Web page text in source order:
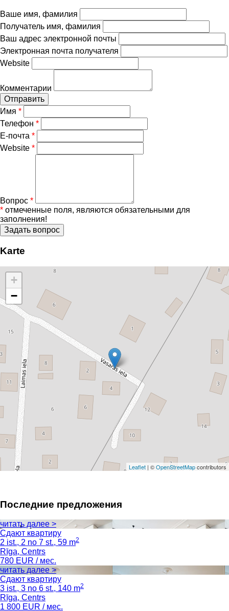
Ваше имя, фамилия
Получатель имя, фамилия
Ваш адрес электронной почты
Электронная почта получателя
Website
Комментарии
Отправить
Имя *
Телефон *
Е-почта *
Website *
Вопрос *
* отмеченные поля, являются обязательными для
заполнения!
Karte
+
−
Leaflet | ©OpenStreetMapcontributors
Последние предложения
читать далее >
Сдают квартиру
2 ist., 2 no 7 st., 59 m2
Rīga, Centrs
780 EUR / мес.
читать далее >
Сдают квартиру
3 ist., 3 no 6 st., 140 m2
Rīga, Centrs
1 800 EUR / мес.